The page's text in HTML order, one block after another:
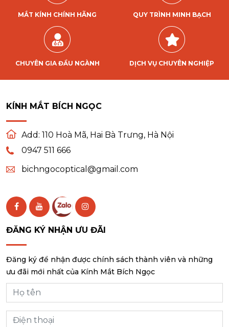
MẮT KÍNH CHÍNH HÃNG QUY TRÌNH MINH BẠCH
CHUYÊN GIA ĐẦU NGÀNH DỊCH VỤ CHUYÊN NGHIỆP
KÍNH MẮT BÍCH NGỌC
Add: 110 Hoà Mã, Hai Bà Trưng, Hà Nội
0947 511 666
bichngocoptical@gmail.com
ĐĂNG KÝ NHẬN ƯU ĐÃI
Đăng ký để nhận được chính sách thành viên và những
ưu đãi mới nhất của Kính Mắt Bích Ngọc